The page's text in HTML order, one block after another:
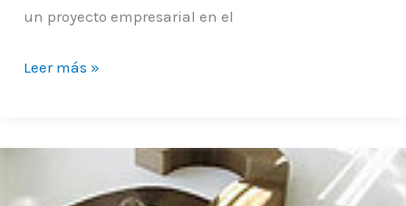
un proyecto empresarial en el
Impartida
Leer más »